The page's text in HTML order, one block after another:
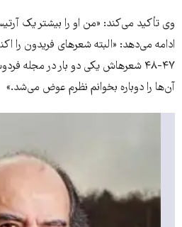
وی تأکید می‌کند: «من او را بیشتر یک
ادامه می‌دهد: «البته شعرهای فریدون را
۴۷-۴۸ شعرهاش یکی دو بار در مجله
آن‌ها را دوباره بخوانم نظرم عوض می‌شد.»